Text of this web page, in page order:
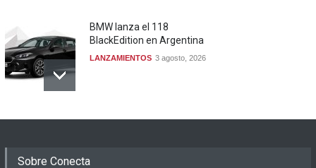
BMW lanza el 118
BlackEdition en Argentina
LANZAMIENTOS 3 agosto, 2026
Sobre Conecta